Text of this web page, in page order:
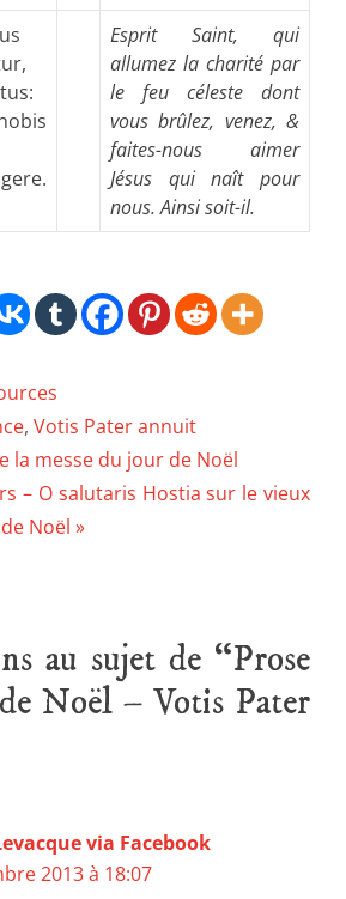
Esprit Saint, qui
allumez la charité par
le feu céleste dont
vous brûlez, venez, &
faites-nous aimer
Jésus qui naît pour
nous. Ainsi soit-il.
, Votis Pater annuit
la messe du jour de Noël
– O salutaris Hostia sur le vieux
Noël »
au sujet de “Prose
Noël – Votis Pater
via Facebook
2013 à 18:07